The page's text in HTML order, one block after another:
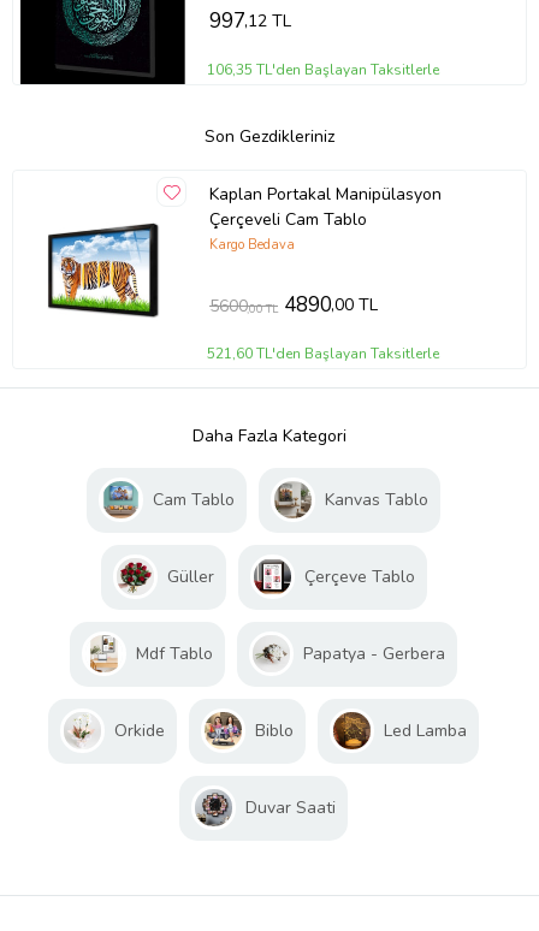
997,12 TL
106,35 TL'den Başlayan Taksitlerle
Son Gezdikleriniz
Kaplan Portakal Manipülasyon
Çerçeveli Cam Tablo
Kargo Bedava
5600,00 TL 4890,00 TL
521,60 TL'den Başlayan Taksitlerle
Daha Fazla Kategori
Cam Tablo Kanvas Tablo
Güller Çerçeve Tablo
Mdf Tablo Papatya - Gerbera
Orkide Biblo Led Lamba
Duvar Saati